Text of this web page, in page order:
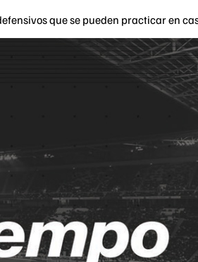
que se pueden practicar en